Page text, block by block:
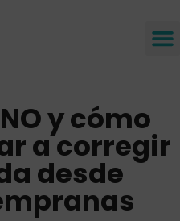
y cómo
a corregir
desde